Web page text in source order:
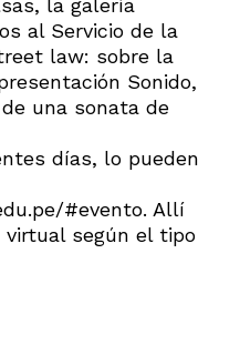
la galería
al Servicio de la
law: sobre la
Sonido,
una sonata de
días, lo pueden
#evento. Allí
según el tipo